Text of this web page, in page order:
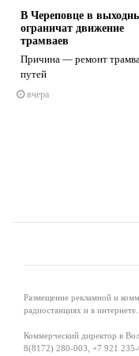
В Череповце в
ограничат движение
трамваев
Причина — ремонт
путей
вчера
Размещение рекламной и
радиостанциях и в интернете.
Коммерческий директор в
8(8172) 280-003, +7 921 235-